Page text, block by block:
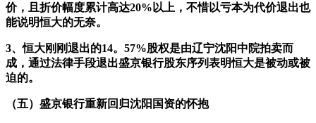
价，且折价幅度累计高达20%以上，不惜以亏本为代价退出也
能说明恒大的无奈。
3、恒大刚刚退出的14。57%股权是由辽宁沈阳中院拍卖而
成，通过法律手段退出盛京银行股东序列表明恒大是被动或被
迫的。
（五）盛京银行重新回归沈阳国资的怀抱